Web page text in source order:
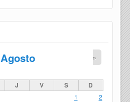
Agosto »
J V S D
1
2